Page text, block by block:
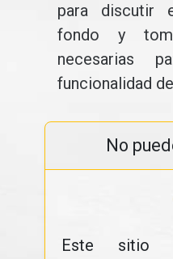
para discutir
fondo y
necesarias
funcionalidad
No
Este sitio